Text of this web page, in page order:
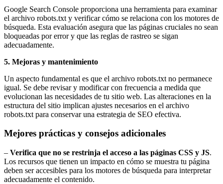
Google Search Console proporciona una herramienta para examinar
el archivo robots.txt y verificar cómo se relaciona con los motores de
búsqueda. Esta evaluación asegura que las páginas cruciales no sean
bloqueadas por error y que las reglas de rastreo se sigan
adecuadamente.
5. Mejoras y mantenimiento
Un aspecto fundamental es que el archivo robots.txt no permanece
igual. Se debe revisar y modificar con frecuencia a medida que
evolucionan las necesidades de tu sitio web. Las alteraciones en la
estructura del sitio implican ajustes necesarios en el archivo
robots.txt para conservar una estrategia de SEO efectiva.
Mejores prácticas y consejos adicionales
– Verifica que no se restrinja el acceso a las páginas CSS y JS.
Los recursos que tienen un impacto en cómo se muestra tu página
deben ser accesibles para los motores de búsqueda para interpretar
adecuadamente el contenido.